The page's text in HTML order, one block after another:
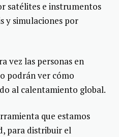
satélites e instrumentos
y simulaciones por
vez las personas en
podrán ver cómo
al calentamiento global.
que estamos
para distribuir el